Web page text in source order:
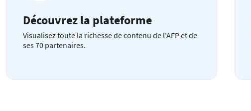
Découvrez la plateforme
Visualisez toute la richesse de contenu de l'AFP et de
ses 70 partenaires.